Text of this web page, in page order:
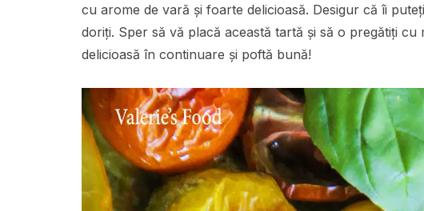
cu arome de vară și foarte delicioasă. Desigur că îi
doriți. Sper să vă placă această tartă și să o pregătiți
delicioasă în continuare și poftă bună!